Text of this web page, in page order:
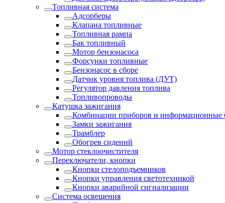
Топливная система
Адсорберы
Клапана топливные
Топливная рампа
Бак топливный
Мотор бензонасоса
Форсунки топливные
Бензонасос в сборе
Датчик уровня топлива (ДУТ)
Регулятор давления топлива
Топливопроводы
Катушка зажигания
Комбинации приборов и информационные
Замки зажигания
Трамблер
Обогрев сидений
Мотор стеклоочистителя
Переключатели, кнопки
Кнопки стелоподъемников
Кнопки управления светотехникой
Кнопки аварийной сигнализации
Система освещения